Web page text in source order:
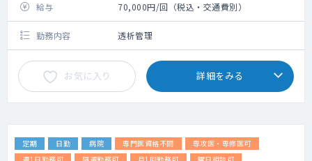
給与 70,000円/回（税込・交通費別）
勤務内容 透析管理
お気に入り 詳細をみる
定期 日勤 病院 専門医資格不問
専攻医・専修医可
週1日勤務可
隔週勤務可 月1回勤務可 曜日相談可